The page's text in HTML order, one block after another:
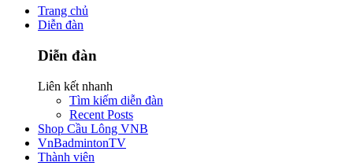
Trang chủ
Diễn đàn
Diễn đàn
Liên kết nhanh
Tìm kiếm diễn đàn
Recent Posts
Shop Cầu Lông VNB
VnBadmintonTV
Thành viên